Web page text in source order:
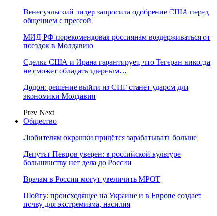
Венесуэльский лидер запросила одобрение США перед
общением с прессой
МИД РФ порекомендовал россиянам воздерживаться от
поездок в Молдавию
Сделка США и Ирана гарантирует, что Тегеран никогда
не сможет обладать ядерным…
Додон: решение выйти из СНГ станет ударом для
экономики Молдавии
Prev Next
Общество
Любителям окрошки придётся зарабатывать больше
Депутат Певцов уверен: в российской культуре
большинству нет дела до России
Врачам в России могут увеличить МРОТ
Шойгу: происходящее на Украине и в Европе создает
почву для экстремизма, насилия